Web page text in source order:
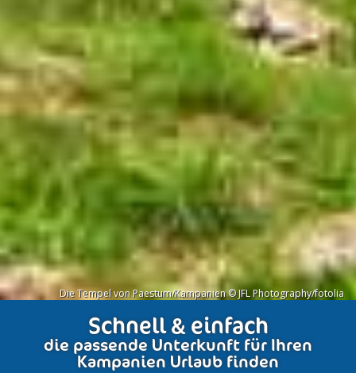
Die Tempel von Paestum/Kampanien © JFL Photography/fotolia
Schnell & einfach
die passende Unterkunft für Ihren
Kampanien Urlaub finden